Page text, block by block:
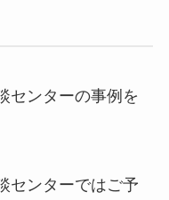
センターの事例を
センターではご予